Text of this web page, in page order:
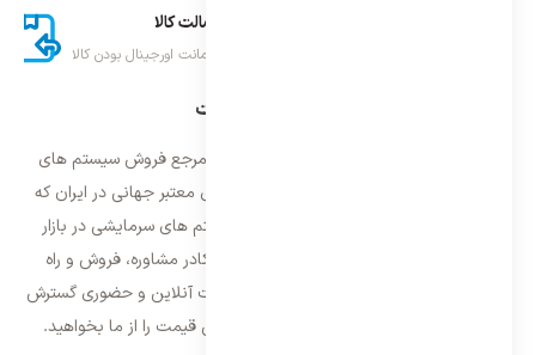
اصالت کالا
ضمانت اورجینال بودن کالا
درباره ایران اسپلیت
فروشگاه ایران اسپلیت اولین و معتمد ترین مرجع فروش سیستم های
تهویه مطبوع و سرمایشی وارداتی با برند های معتبر جهانی در ایران که
فعالیت خود را از سال ۱۳۸۷ با فروش سیستم های سرمایشی در بازار
تهران شروع و از سال ۱۳۹۵ با بهره گیری از کادر مشاوره، فروش و راه
اندازی، فعالیت خود را در سراسر کشور به صورت آنلاین و حضوری گسترش
داده است. با کیفیت ترین خدمات و بهترین قیمت را از ما بخواهید.